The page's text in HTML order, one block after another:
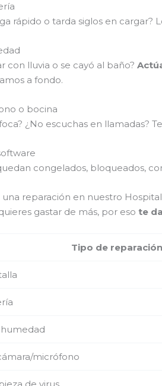
rápido o tarda siglos en cargar?
con lluvia o se cayó al baño?
a fondo.
o bocina
¿No escuchas en llamadas?
congelados, bloqueados,
una reparación en nuestro
gastar de más, por eso te
Tipo de reparación
micrófono